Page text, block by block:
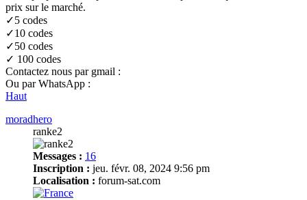
prix sur le marché.
✓5 codes
✓10 codes
✓50 codes
✓ 100 codes
Contactez nous par gmail :
Ou par WhatsApp :
Haut
moradhero
ranke2
Messages : 16
Inscription : jeu. févr. 08, 2024 9:56 pm
Localisation : forum-sat.com